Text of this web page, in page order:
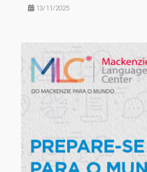
13/11/2025